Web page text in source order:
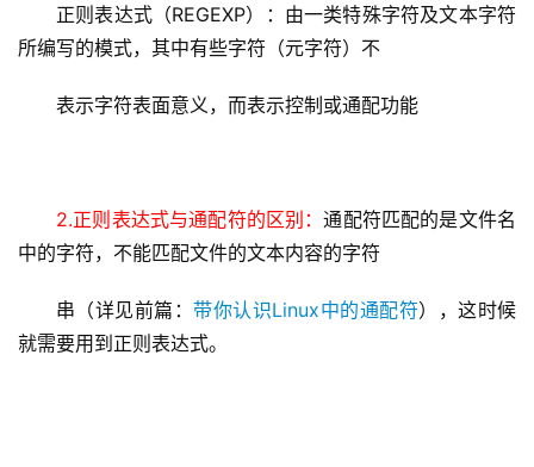
正则表达式（REGEXP）：由一类特殊字符及文本字符
所编写的模式，其中有些字符（元字符）不
表示字符表面意义，而表示控制或通配功能
2.正则表达式与通配符的区别：通配符匹配的是文件名
中的字符，不能匹配文件的文本内容的字符
串（详见前篇：带你认识Linux中的通配符），这时候
就需要用到正则表达式。